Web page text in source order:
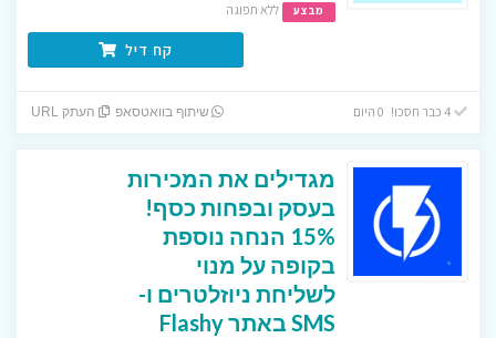
מבצע ללא תפוגה
קח דיל
4 כבר חסכו! 0 היום שיתוף בוואטסאפ העתק URL
מגדילים את המכירות
בעסק ובפחות כסף!
15% הנחה נוספת
בקופה על מנוי
לשליחת ניוזלטרים ו-
SMS באתר Flashy